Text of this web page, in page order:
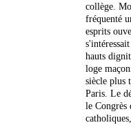
collège.
fréquenté
esprits
hauts
loge
siècle plus
Paris. Le
le Congrès